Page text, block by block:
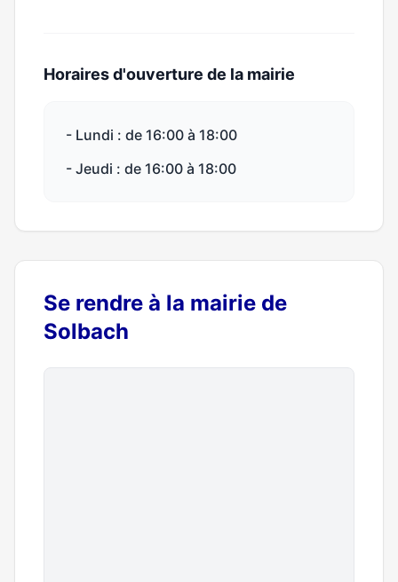
Horaires d'ouverture de la mairie
- Lundi : de 16:00 à 18:00
- Jeudi : de 16:00 à 18:00
Se rendre à la mairie de
Solbach